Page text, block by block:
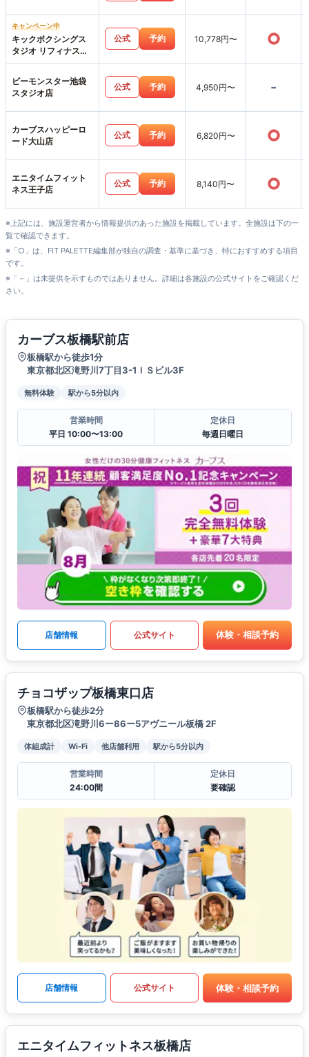
キャンペーン中
キックボクシングス
タジオ リフィナス池
袋店
公式 予約 10,778円〜 ○
ビーモンスター池袋
スタジオ店
公式 予約 4,950円〜 -
カーブスハッピーロ
ード大山店
公式 予約 6,820円〜 ○
エニタイムフィット
ネス王子店
公式 予約 8,140円〜 ○
※上記には、施設運営者から情報提供のあった施設を掲載しています。全施設は下の一
覧で確認できます。
※「○」は、FIT PALETTE編集部が独自の調査・基準に基づき、特におすすめする項目
です。
※「－」は未提供を示すものではありません。詳細は各施設の公式サイトをご確認くだ
さい。
カーブス板橋駅前店
板橋駅から徒歩1分
東京都北区滝野川7丁目3-1ＩＳビル3F
無料体験 駅から5分以内
営業時間
平日 10:00〜13:00
定休日
毎週日曜日
店舗情報 公式サイト 体験・相談予約
チョコザップ板橋東口店
板橋駅から徒歩2分
東京都北区滝野川6ー86ー5アヴニール板橋 2F
体組成計 Wi-Fi 他店舗利用 駅から5分以内
営業時間
24:00間
定休日
要確認
店舗情報 公式サイト 体験・相談予約
エニタイムフィットネス板橋店